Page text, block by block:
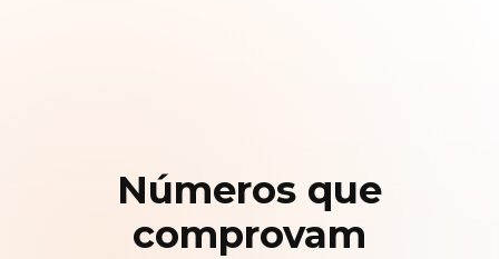
Números que
comprovam